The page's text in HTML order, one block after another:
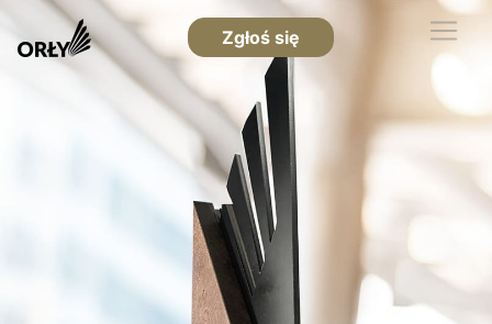
Zgłoś się